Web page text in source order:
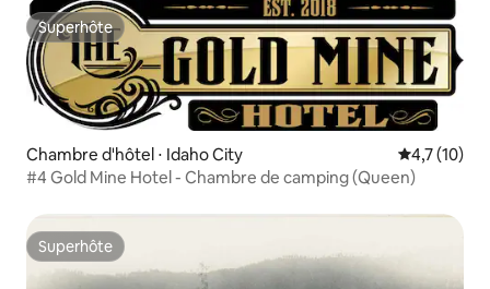
Superhôte
Superhôte
Chambre d'hôtel ⋅ Idaho City Évaluation
4,7 (10)
#4 Gold Mine Hotel - Chambre de camping (Queen)
Superhôte
Superhôte